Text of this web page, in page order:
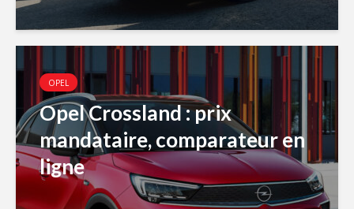
OPEL
Opel Crossland : prix
mandataire, comparateur en
ligne